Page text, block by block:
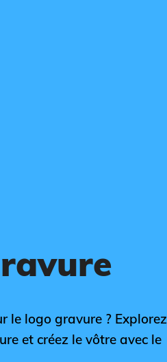
le logo gravure ? Explorez
et créez le vôtre avec le